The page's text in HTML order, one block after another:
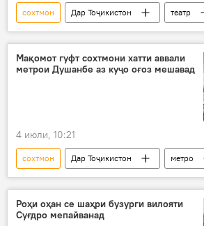
сохтмон Дар Тоҷикистон
театр
Фарҳанг
Мақомот гуфт сохтмони хатти аввали
метрои Душанбе аз куҷо оғоз мешавад
4 июли, 10:21
сохтмон Дар Тоҷикистон
метро
Душанбе
Нақлиёт
Роҳи оҳан се шаҳри бузурги вилояти
Суғдро мепайванад